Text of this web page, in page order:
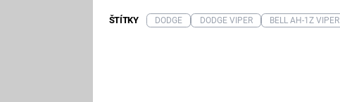
ŠTÍTKY DODGE DODGE VIPER BELL AH-1Z VIPER